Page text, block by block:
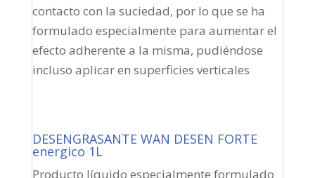
contacto con la suciedad, por lo que se ha
formulado especialmente para aumentar el
efecto adherente a la misma, pudiéndose
incluso aplicar en superficies verticales
DESENGRASANTE WAN DESEN FORTE
energico 1L
Producto líquido especialmente formulado